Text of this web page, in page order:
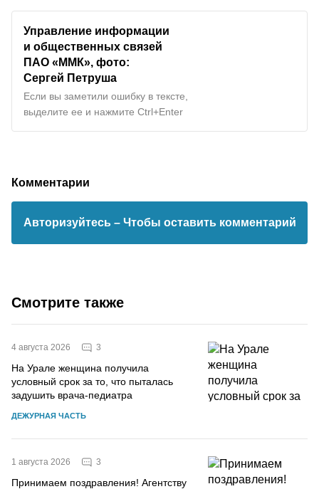
Управление информации
и общественных связей
ПАО «ММК», фото:
Сергей Петруша
Если вы заметили ошибку в тексте,
выделите ее и нажмите Ctrl+Enter
Комментарии
Авторизуйтесь – Чтобы оставить комментарий
Смотрите также
4 августа 2026 3
На Урале женщина получила
условный срок за то, что пыталась
задушить врача-педиатра
ДЕЖУРНАЯ ЧАСТЬ
1 августа 2026 3
Принимаем поздравления! Агентству